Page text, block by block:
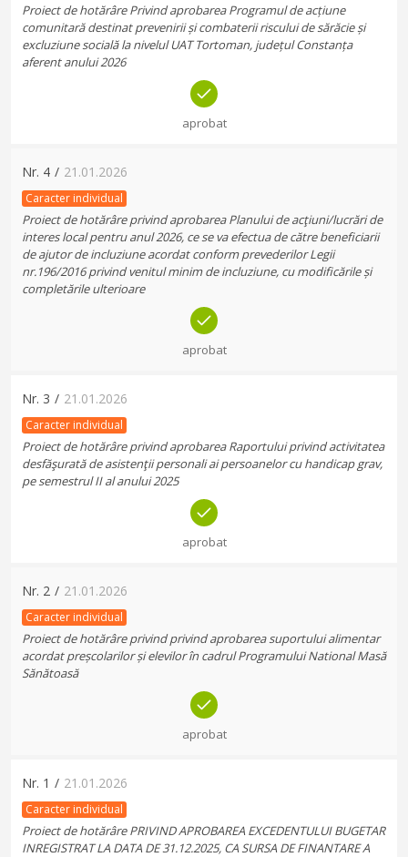
Proiect de hotărâre Privind aprobarea Programul de acțiune
comunitară destinat prevenirii și combaterii riscului de sărăcie și
excluziune socială la nivelul UAT Tortoman, județul Constanța
aferent anului 2026
aprobat
Nr. 4 / 21.01.2026
Caracter individual
Proiect de hotărâre privind aprobarea Planului de acţiuni/lucrări de
interes local pentru anul 2026, ce se va efectua de către beneficiarii
de ajutor de incluziune acordat conform prevederilor Legii
nr.196/2016 privind venitul minim de incluziune, cu modificările și
completările ulterioare
aprobat
Nr. 3 / 21.01.2026
Caracter individual
Proiect de hotărâre privind aprobarea Raportului privind activitatea
desfăşurată de asistenţii personali ai persoanelor cu handicap grav,
pe semestrul II al anului 2025
aprobat
Nr. 2 / 21.01.2026
Caracter individual
Proiect de hotărâre privind privind aprobarea suportului alimentar
acordat preșcolarilor și elevilor în cadrul Programului National Masă
Sănătoasă
aprobat
Nr. 1 / 21.01.2026
Caracter individual
Proiect de hotărâre PRIVIND APROBAREA EXCEDENTULUI BUGETAR
INREGISTRAT LA DATA DE 31.12.2025, CA SURSA DE FINANTARE A